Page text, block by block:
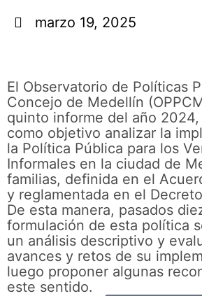
marzo 19, 2025
El Observatorio de Políticas
Concejo de Medellín
quinto informe del año
como objetivo analizar la
la Política Pública para los
Informales en la ciudad de
familias, definida en el
y reglamentada en el
De esta manera, pasados
formulación de esta política
un análisis descriptivo y
avances y retos de su
luego proponer algunas
este sentido.